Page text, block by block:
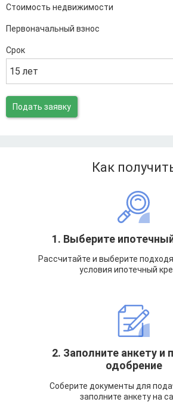
Стоимость недвижимости
Первоначальный взнос
Срок
15 лет
Подать заявку
Как
1. Выберите
Рассчитайте и выберите
условия ипотечный
2. Заполните анкету и
одобрение
Соберите документы для
заполните анкету на